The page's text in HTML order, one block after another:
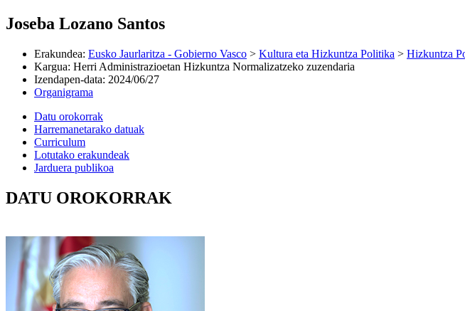
Joseba Lozano Santos
Erakundea: Eusko Jaurlaritza - Gobierno Vasco > Kultura eta Hizkuntza Politika > Hizkuntza
Kargua: Herri Administrazioetan Hizkuntza Normalizatzeko zuzendaria
Izendapen-data: 2024/06/27
Organigrama
Datu orokorrak
Harremanetarako datuak
Curriculum
Lotutako erakundeak
Jarduera publikoa
DATU OROKORRAK